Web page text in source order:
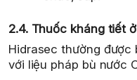
2.4. Thuốc kháng tiết
Hidrasec thường được
với liệu pháp bù nước